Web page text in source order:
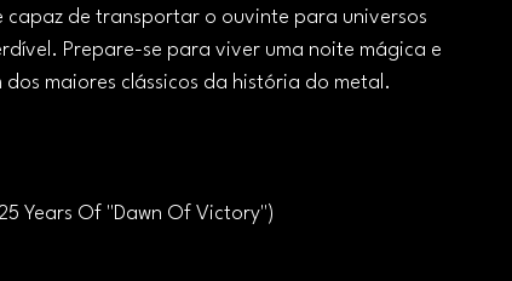
capaz de transportar o ouvinte para universos
Prepare-se para viver uma noite mágica e
maiores clássicos da história do metal.
Years Of "Dawn Of Victory")